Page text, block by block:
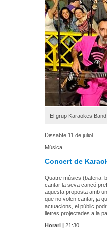
El grup Karaokes Band.
Dissabte 11 de juliol
Música
Concert de
Quatre músics (bateria,
cantar la seva cançó
aquesta proposta amb
que no volen cantar, ja
actuacions, el públic
lletres projectades a la
Horari | 21:30